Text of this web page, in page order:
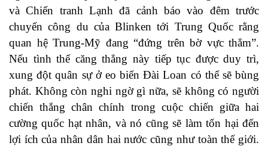
và Chiến tranh Lạnh đã cảnh báo vào đêm trước
chuyến công du của Blinken tới Trung Quốc rằng
quan hệ Trung-Mỹ đang “đứng trên bờ vực thẳm”.
Nếu tình thế căng thẳng này tiếp tục được duy trì,
xung đột quân sự ở eo biển Đài Loan có thể sẽ bùng
phát. Không còn nghi ngờ gì nữa, sẽ không có người
chiến thắng chân chính trong cuộc chiến giữa hai
cường quốc hạt nhân, và nó cũng sẽ làm tổn hại đến
lợi ích của nhân dân hai nước cũng như toàn thế giới.